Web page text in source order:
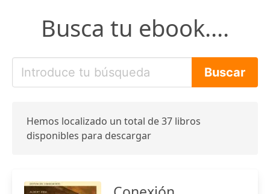
Busca tu ebook....
Hemos localizado un total de 37 libros
disponibles para descargar